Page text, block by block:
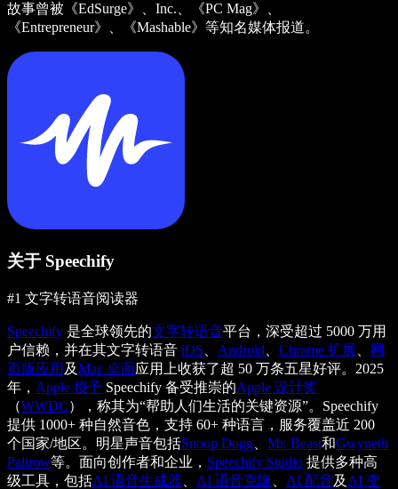
故事曾被《EdSurge》、Inc.、《PC Mag》、
《Entrepreneur》、《Mashable》等知名媒体报道。
关于 Speechify
#1 文字转语音阅读器
Speechify 是全球领先的文字转语音平台，深受超过 5000 万用
户信赖，并在其文字转语音 iOS Android Chrome 扩展
网
页版应用 及Mac 桌面应用上收获了超 50 万条五星好评。2025
年， Apple 授予 Speechify 备受推崇的Apple 设计奖
（WWDC），称其为“帮助人们生活的关键资源”。Speechify
提供 1000+ 种自然音色，支持 60+ 种语言，服务覆盖近 200
个国家/地区。明星声音包括Snoop Dogg Mr. Beast和Gwyneth
Paltrow等。面向创作者和企业， Speechify Studio 提供多种高
级工具，包括AI 语音生成器 AI 语音克隆 AI 配音及 AI 变